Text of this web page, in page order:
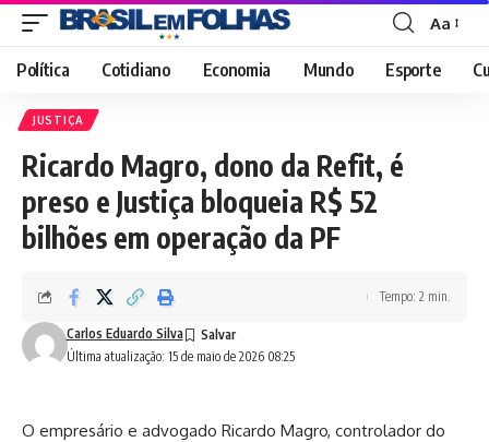
Font
Resizer
Aa
Política Cotidiano Economia Mundo Esporte
JUSTIÇA
Ricardo Magro, dono da Refit, é
preso e Justiça bloqueia R$ 52
bilhões em operação da PF
Última atualização: 15 de maio de 2026 08:25
Carlos Eduardo Silva
Tempo: 2 min.
O empresário e advogado Ricardo Magro, controlador do